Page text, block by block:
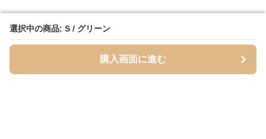
選択中の商品: S / グリーン
購入画面に進む
選択中の商品: S / グリーン
購入画面に進む